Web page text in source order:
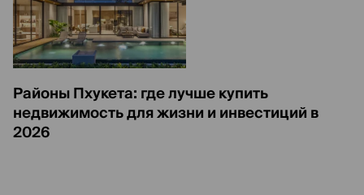
Районы Пхукета: где лучше купить
недвижимость для жизни и инвестиций в
2026